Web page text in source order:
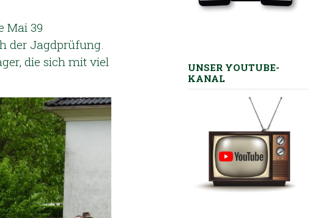
Mai 39
der Jagdprüfung.
die sich mit viel
UNSER YOUTUBE-
KANAL